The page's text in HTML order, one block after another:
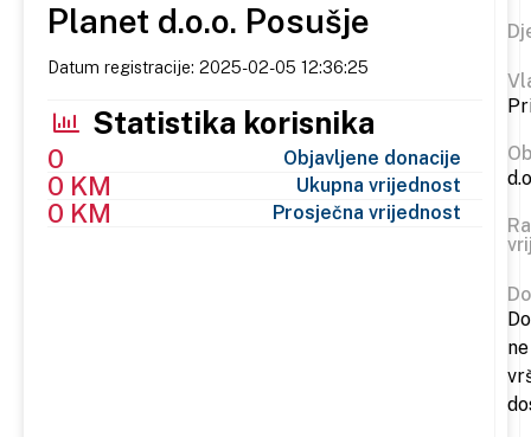
Planet d.o.o. Posušje
Datum registracije: 2025-02-05 12:36:25
Statistika korisnika
0 Objavljene donacije
0 KM Ukupna vrijednost
0 KM Prosječna vrijednost
ne